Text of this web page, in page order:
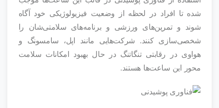
شده تا افراد در لحظه از وضعیت فیزیولوژیکی خود آگاه
شوند و تمرین‌های ورزشی و برنامه‌های سلامتی‌شان را
شخصی‌سازی کنند. شرکت‌هایی مانند اپل، سامسونگ و
هواوی در رقابتی تنگاتنگ در حال بهبود امکانات سلامت‌
محور این ساعت‌ها هستند.